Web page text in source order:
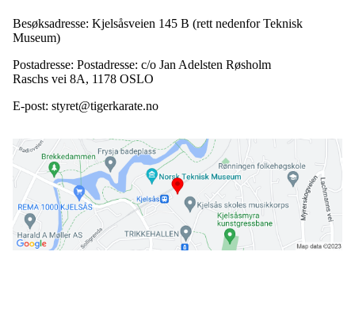
Besøksadresse: Kjelsåsveien 145 B (rett nedenfor Teknisk
Museum)
Postadresse: Postadresse: c/o Jan Adelsten Røsholm
Raschs vei 8A, 1178 OSLO
E-post: styret@tigerkarate.no